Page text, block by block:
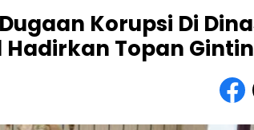
Korupsi Di
Hadirkan Topan